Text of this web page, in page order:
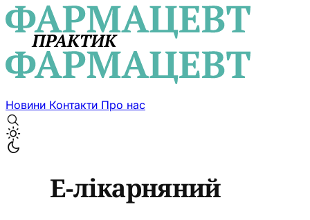
Новини Контакти Про нас
Е-лікарняний